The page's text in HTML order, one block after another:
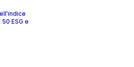
ESG e